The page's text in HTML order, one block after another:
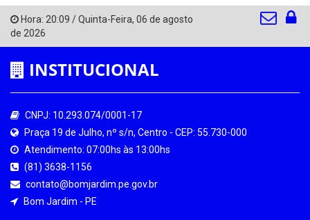
Hora: 20:09 /Quinta-Feira, 06 de agosto
de 2026
INSTITUCIONAL
CNPJ: 10.293.074/0001-17
Praça 19 de Julho, nº s/n, Centro - CEP: 55.730-000
Atendimento: 07:00hs às 13:00hs
(81) 3638-1156
contato@bomjardim.pe.gov.br
Bom Jardim - PE